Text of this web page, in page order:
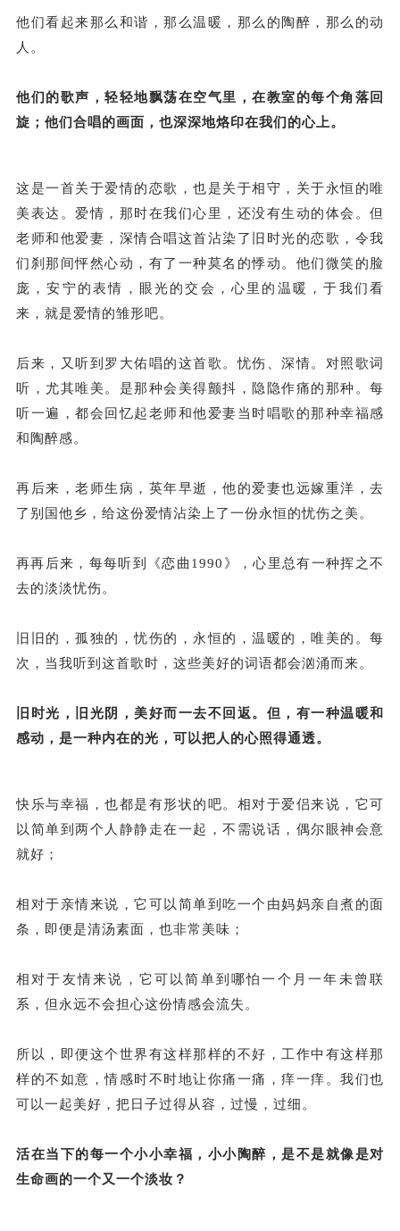
他们看起来那么和谐，那么温暖，那么的陶醉，那么的动
人。
他们的歌声，轻轻地飘荡在空气里，在教室的每个角落回
旋；他们合唱的画面，也深深地烙印在我们的心上。
这是一首关于爱情的恋歌，也是关于相守，关于永恒的唯
美表达。爱情，那时在我们心里，还没有生动的体会。但
老师和他爱妻，深情合唱这首沾染了旧时光的恋歌，令我
们刹那间怦然心动，有了一种莫名的悸动。他们微笑的脸
庞，安宁的表情，眼光的交会，心里的温暖，于我们看
来，就是爱情的雏形吧。
后来，又听到罗大佑唱的这首歌。忧伤、深情。对照歌词
听，尤其唯美。是那种会美得颤抖，隐隐作痛的那种。每
听一遍，都会回忆起老师和他爱妻当时唱歌的那种幸福感
和陶醉感。
再后来，老师生病，英年早逝，他的爱妻也远嫁重洋，去
了别国他乡，给这份爱情沾染上了一份永恒的忧伤之美。
再再后来，每每听到《恋曲1990》，心里总有一种挥之不
去的淡淡忧伤。
旧旧的，孤独的，忧伤的，永恒的，温暖的，唯美的。每
次，当我听到这首歌时，这些美好的词语都会汹涌而来。
旧时光，旧光阴，美好而一去不回返。但，有一种温暖和
感动，是一种内在的光，可以把人的心照得通透。
快乐与幸福，也都是有形状的吧。相对于爱侣来说，它可
以简单到两个人静静走在一起，不需说话，偶尔眼神会意
就好；
相对于亲情来说，它可以简单到吃一个由妈妈亲自煮的面
条，即便是清汤素面，也非常美味；
相对于友情来说，它可以简单到哪怕一个月一年未曾联
系，但永远不会担心这份情感会流失。
所以，即便这个世界有这样那样的不好，工作中有这样那
样的不如意，情感时不时地让你痛一痛，痒一痒。我们也
可以一起美好，把日子过得从容，过慢，过细。
活在当下的每一个小小幸福，小小陶醉，是不是就像是对
生命画的一个又一个淡妆？